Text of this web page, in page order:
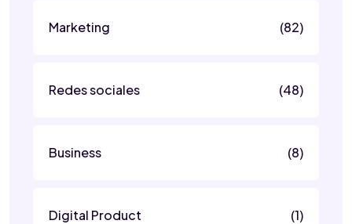
Marketing (82)
Redes sociales (48)
Business (8)
Digital Product (1)